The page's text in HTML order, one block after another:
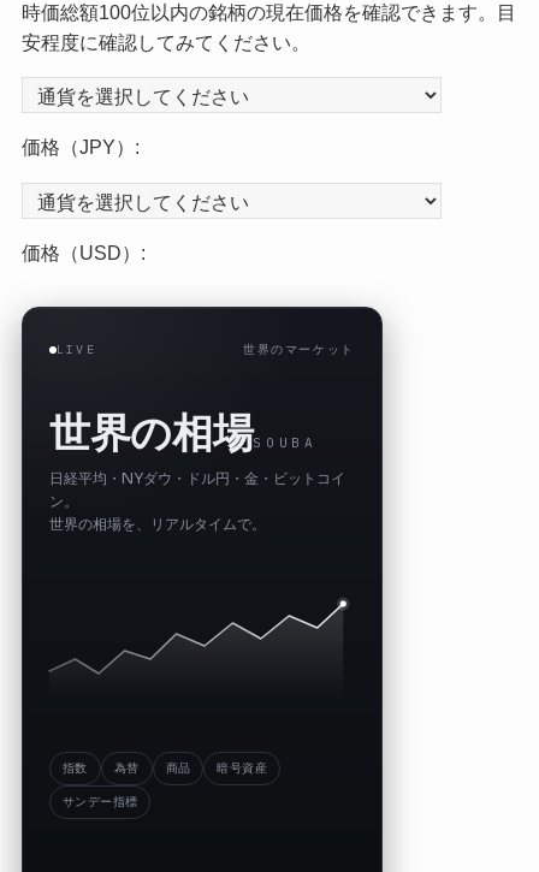
時価総額100位以内の銘柄の現在価格を確認できます。目
安程度に確認してみてください。
価格（JPY）:
価格（USD）:
LIVE 世界のマーケット
世界の相場SOUBA
日経平均・NYダウ・ドル円・金・ビットコイ
ン。
世界の相場を、リアルタイムで。
指数 為替 商品 暗号資産
サンデー指標